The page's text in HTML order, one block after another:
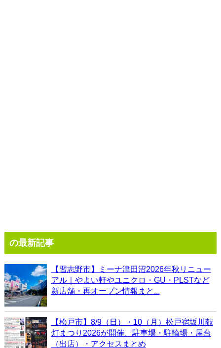
の最新記事
【習志野市】ミーナ津田沼2026年秋リニュー
アル｜やよい軒やユニクロ・GU・PLSTなど
新店舗・再オープン情報まと...
【松戸市】8/9（日）・10（月）松戸宿坂川献
灯まつり2026が開催、駐車場・駐輪場・屋台
（出店）・アクセスまとめ